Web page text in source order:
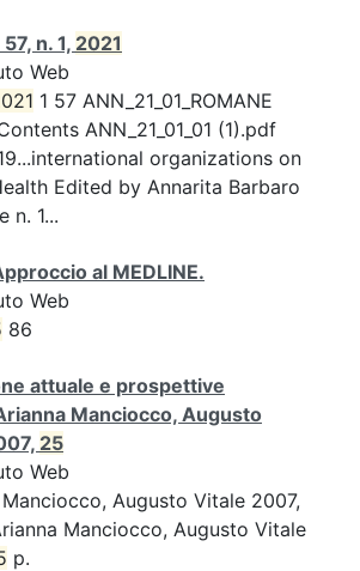
n. 1, 2021
Web
1 57 ANN_21_01_ROMANE
ANN_21_01_01 (1).pdf
organizations on
Edited by Annarita Barbaro
n. 1...
al MEDLINE.
Web
86
attuale e prospettive
Manciocco, Augusto
25
Web
Augusto Vitale 2007,
Manciocco, Augusto Vitale
p.